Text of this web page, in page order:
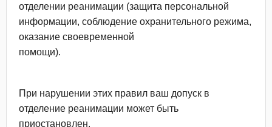
отделении реанимации (защита персональной
информации, соблюдение охранительного режима,
оказание своевременной
помощи).
При нарушении этих правил ваш допуск в
отделение реанимации может быть
приостановлен.